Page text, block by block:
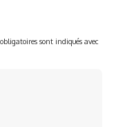
sont indiqués avec